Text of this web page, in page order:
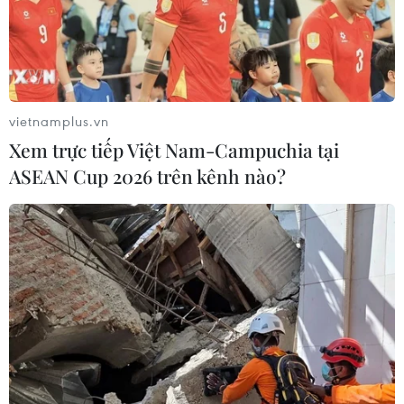
Những con tàu của ngư dân chở nặng hải sản sau những
chuyến ra khơi đang vào cửa biển Lạch Vạn. (Ảnh: Xuân
Tiến/TTXVN)
Ngày 23/5, Ủy ban Nhân dân tỉnh Nghệ An ban
hành kế hoạch nhằm cụ thể hóa các mục tiêu,
nhiệm vụ, giải pháp thực hiện hiệu quả Nghị
vietnamplus.vn
Xem trực tiếp Việt Nam-Campuchia tại
ASEAN Cup 2026 trên kênh nào?